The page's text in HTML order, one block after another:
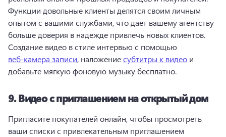
Функции довольные клиенты делятся своим личным
опытом с вашими службами, что дает вашему агентству
Создание видео в стиле интервью с помощью
веб-камера записи, наложение субтитры к видео и
добавьте мягкую фоновую музыку бесплатно.
9.Видео с приглашением на открытый дом
Пригласите покупателей онлайн, чтобы просмотреть
ваши списки с привлекательным приглашением